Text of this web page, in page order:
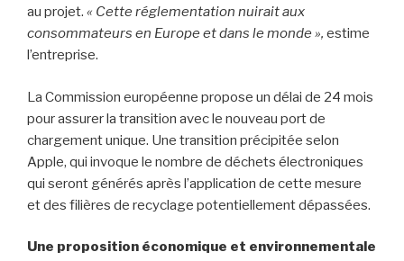
au projet. « Cette réglementation nuirait aux
consommateurs en Europe et dans le monde », estime
l’entreprise.
La Commission européenne propose un délai de 24 mois
pour assurer la transition avec le nouveau port de
chargement unique. Une transition précipitée selon
Apple, qui invoque le nombre de déchets électroniques
qui seront générés après l’application de cette mesure
et des filières de recyclage potentiellement dépassées.
Une proposition économique et environnementale